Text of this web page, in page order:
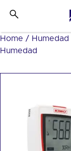
Home / Humedad
Humedad